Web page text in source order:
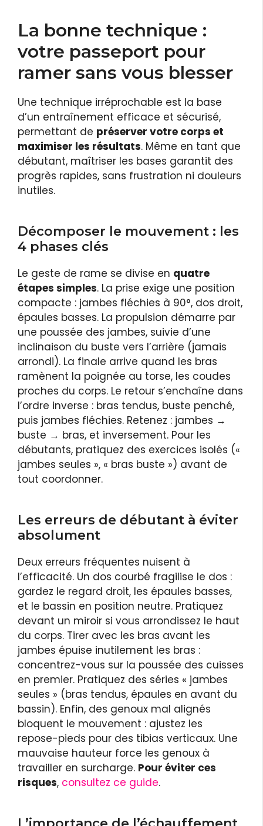
La bonne technique :
votre passeport pour
ramer sans vous blesser
Une technique irréprochable est la base
d’un entraînement efficace et sécurisé,
permettant de préserver votre corps et
maximiser les résultats. Même en tant que
débutant, maîtriser les bases garantit des
progrès rapides, sans frustration ni douleurs
inutiles.
Décomposer le mouvement : les
4 phases clés
Le geste de rame se divise en quatre
étapes simples. La prise exige une position
compacte : jambes fléchies à 90°, dos droit,
épaules basses. La propulsion démarre par
une poussée des jambes, suivie d’une
inclinaison du buste vers l’arrière (jamais
arrondi). La finale arrive quand les bras
ramènent la poignée au torse, les coudes
proches du corps. Le retour s’enchaîne dans
l’ordre inverse : bras tendus, buste penché,
puis jambes fléchies. Retenez : jambes →
buste → bras, et inversement. Pour les
débutants, pratiquez des exercices isolés («
jambes seules », « bras buste ») avant de
tout coordonner.
Les erreurs de débutant à éviter
absolument
Deux erreurs fréquentes nuisent à
l’efficacité. Un dos courbé fragilise le dos :
gardez le regard droit, les épaules basses,
et le bassin en position neutre. Pratiquez
devant un miroir si vous arrondissez le haut
du corps. Tirer avec les bras avant les
jambes épuise inutilement les bras :
concentrez-vous sur la poussée des cuisses
en premier. Pratiquez des séries « jambes
seules » (bras tendus, épaules en avant du
bassin). Enfin, des genoux mal alignés
bloquent le mouvement : ajustez les
repose-pieds pour des tibias verticaux. Une
mauvaise hauteur force les genoux à
travailler en surcharge. Pour éviter ces
risques, consultez ce guide.